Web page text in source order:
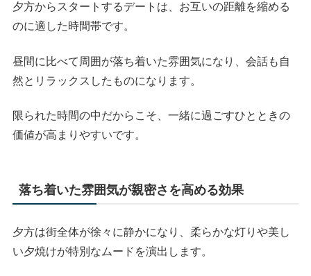
夕方からスタートするデートは、お互いの距離を縮める
のに適した時間帯です。
昼間に比べて周囲が落ち着いた雰囲気になり、会話も自
然とリラックスしたものになります。
限られた時間の中だからこそ、一緒に過ごすひとときの
価値が高まりやすいです。
落ち着いた雰囲気が親密さを高める効果
夕方は街全体が徐々に静かになり、柔らかな灯りや美し
い夕焼けが特別なムードを演出します。